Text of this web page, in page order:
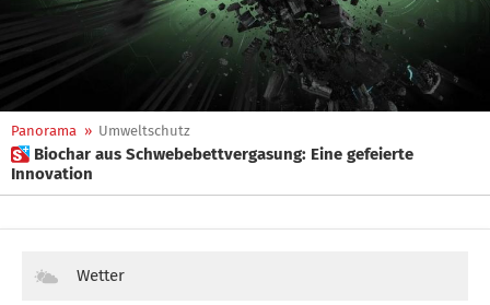
Panorama » Umweltschutz
 Biochar aus Schwebebettvergasung: Eine gefeierte
Innovation
Wetter